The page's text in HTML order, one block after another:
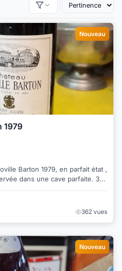
Nouveau
1979
Barton 1979, en parfait état ,
dans une cave parfaite. 35
362 vues
Nouveau